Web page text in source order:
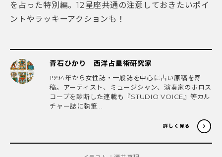
を占った特別編。12星座共通の注意しておきたいポイ
ントやラッキーアクションも！
青石ひかり 西洋占星術研究家
1994年から女性誌・一般誌を中心に占い原稿を寄
稿。アーティスト、ミュージシャン、演奏家のホロス
コープを診断した連載も『STUDIO VOICE』等カル
チャー誌に執筆...
詳しく見る